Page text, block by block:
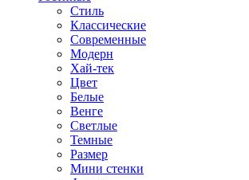
Стиль
Классические
Современные
Модерн
Хай-тек
Цвет
Белые
Венге
Светлые
Темные
Размер
Мини стенки